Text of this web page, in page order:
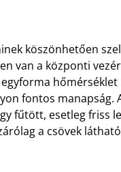
köszönhetően
van a központi
fontos manapság.
fűtött, esetleg friss
a csövek